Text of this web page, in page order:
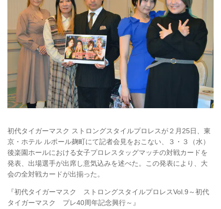
初代タイガーマスク ストロングスタイルプロレスが２月25日、東
京・ホテル ルポール麹町にて記者会見をおこない、３・３（水）
後楽園ホールにおける女子プロレスタッグマッチの対戦カードを
発表、出場選手が出席し意気込みを述べた。この発表により、大
会の全対戦カードが出揃った。
『初代タイガーマスク ストロングスタイルプロレスVol.9～初代
タイガーマスク プレ40周年記念興行～』